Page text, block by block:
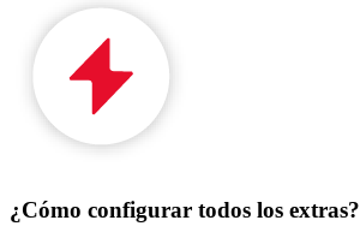
¿Cómo configurar todos los extras?